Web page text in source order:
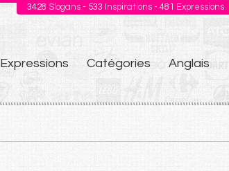
3428 Slogans - 533 Inspirations - 481 Expressions
Expressions Catégories Anglais